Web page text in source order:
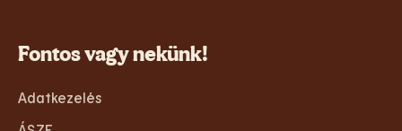
Fontos vagy nekünk!
Adatkezelés